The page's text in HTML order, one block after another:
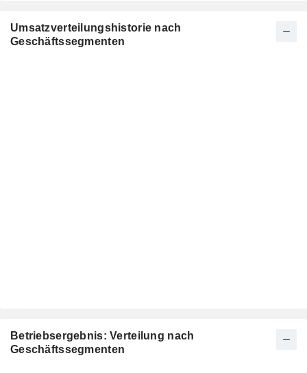
Umsatzverteilungshistorie nach
Geschäftssegmenten
Betriebsergebnis: Verteilung nach
Geschäftssegmenten